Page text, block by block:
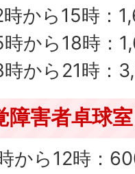
時から15時：
時から18時：
時から21時：
障害者卓球室
から12時：